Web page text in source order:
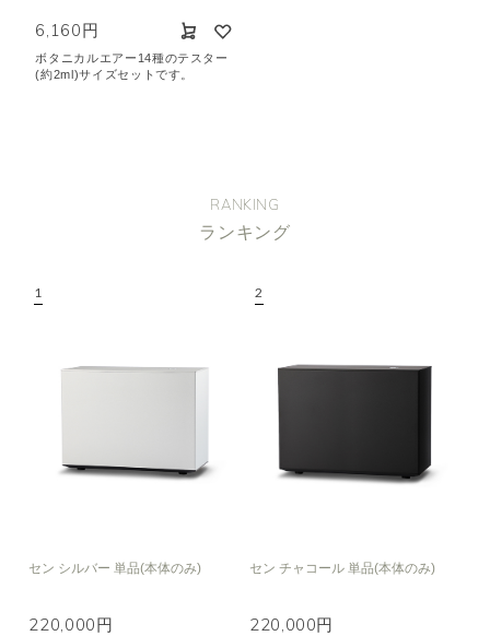
6,160円
ボタニカルエアー14種のテスター
(約2ml)サイズセットです。
RANKING
ランキング
セン シルバー 単品(本体のみ)
220,000円
セン チャコール 単品(本体のみ)
220,000円